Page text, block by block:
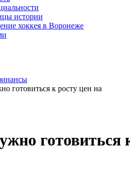
истории
хоккея в Воронеже
готовиться к росту цен на
готовиться